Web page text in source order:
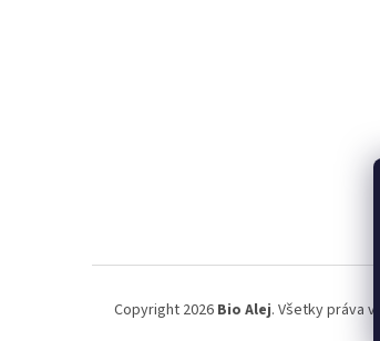
Copyright 2026 Bio Alej. Všetky práva